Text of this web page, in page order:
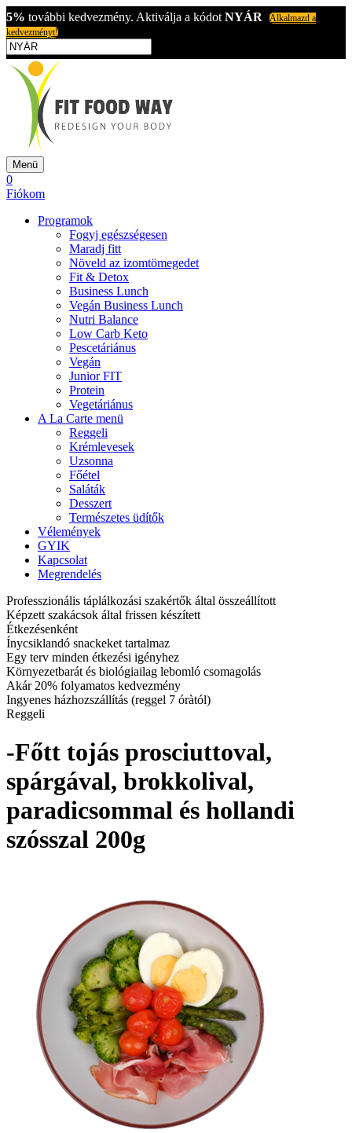
5% további kedvezmény. Aktiválja a kódot NYÁR
Alkalmazd a
kedvezményt!
Menü
0
Fiókom
Programok
Fogyj egészségesen
Maradj fitt
Növeld az izomtömegedet
Fit & Detox
Business Lunch
Vegán Business Lunch
Nutri Balance
Low Carb Keto
Pescetáriánus
Vegán
Junior FIT
Protein
Vegetáriánus
A La Carte menü
Reggeli
Krémlevesek
Uzsonna
Főétel
Saláták
Desszert
Természetes üdítők
Vélemények
GYIK
Kapcsolat
Megrendelés
Professzionális táplálkozási szakértők által összeállított
Képzett szakácsok által frissen készített
Étkezésenként
Ínycsiklandó snackeket tartalmaz
Egy terv minden étkezési igényhez
Környezetbarát és biológiailag lebomló csomagolás
Akár 20% folyamatos kedvezmény
Ingyenes házhozszállítás (reggel 7 óràtól)
Reggeli
-Főtt tojás prosciuttoval,
spárgával, brokkolival,
paradicsommal és hollandi
szósszal 200g